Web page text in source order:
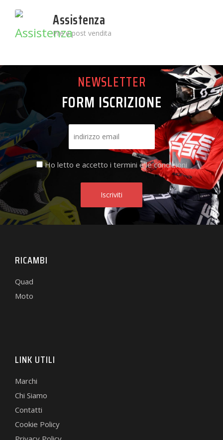
Assistenza
Pre e post vendita
NEWSLETTER
FORM ISCRIZIONE
Ho letto e accetto i termini e le condizioni
RICAMBI
Quad
Moto
LINK UTILI
Marchi
Chi Siamo
Contatti
Cookie Policy